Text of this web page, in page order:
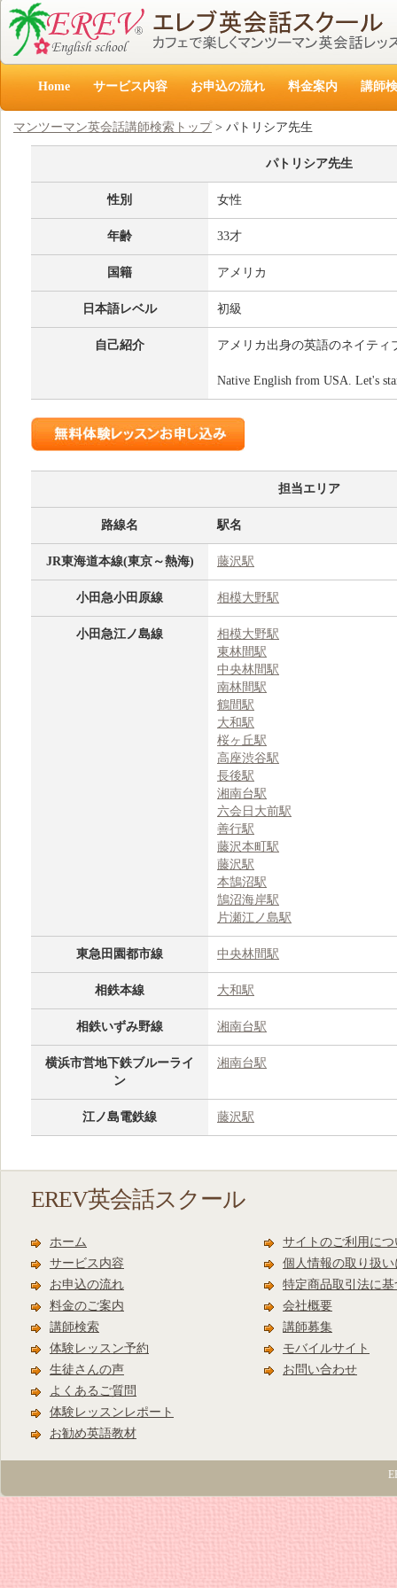
Home サービス内容 お申込の流れ 料金案内 講師
マンツーマン英会話講師検索トップ > パトリシア先生
パトリシア先生
性別 女性
年齢 33才
国籍 アメリカ
日本語レベル 初級
自己紹介 アメリカ出身の英語のネイテ
Native English from USA. Let's
担当エリア
路線名 駅名
JR東海道本線(東京～熱海) 藤沢駅
小田急小田原線 相模大野駅
小田急江ノ島線
相模大野駅
東林間駅
中央林間駅
南林間駅
鶴間駅
大和駅
桜ヶ丘駅
高座渋谷駅
長後駅
湘南台駅
六会日大前駅
善行駅
藤沢本町駅
藤沢駅
本鵠沼駅
鵠沼海岸駅
片瀬江ノ島駅
東急田園都市線 中央林間駅
相鉄本線 大和駅
相鉄いずみ野線 湘南台駅
横浜市営地下鉄ブルーライ
ン
湘南台駅
江ノ島電鉄線 藤沢駅
EREV英会話スクール
ホーム
サービス内容
お申込の流れ
料金のご案内
講師検索
体験レッスン予約
生徒さんの声
よくあるご質問
体験レッスンレポート
お勧め英語教材
サイトのご利用につ
個人情報の取り扱
特定商品取引法に
会社概要
講師募集
モバイルサイト
お問い合わせ